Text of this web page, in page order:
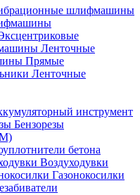
шлифмашины
Ленточные
Прямые
Ленточные
инструмент
Бензорезы
бетона
Воздуходувки
Газонокосилки